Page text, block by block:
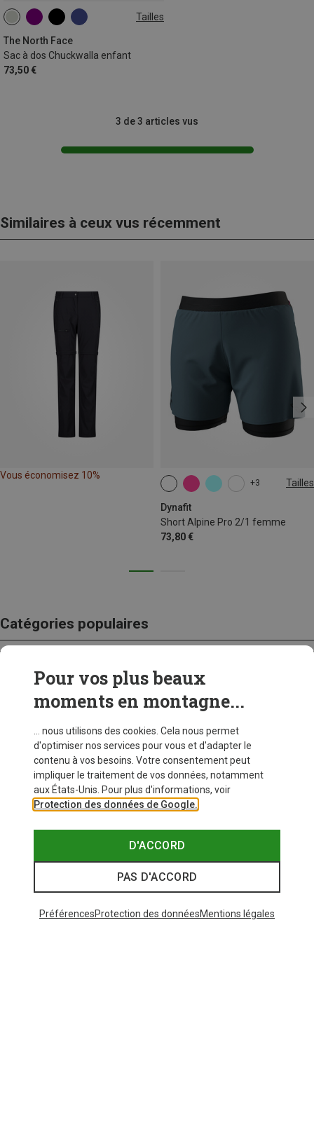
Tailles
The North Face
Sac à dos Chuckwalla enfant
73,50 €
ONE SIZE
3 de 3 articles vus
Similaires à ceux vus récemment
Vous économisez 10%
+3 Tailles
Dynafit
Short Alpine Pro 2/1 femme
73,80 €
XS S M
Catégories populaires
CRAMPONS
Pour vos plus beaux
moments en montagne...
... nous utilisons des cookies. Cela nous permet
d'optimiser nos services pour vous et d'adapter le
contenu à vos besoins. Votre consentement peut
impliquer le traitement de vos données, notamment
aux États-Unis. Pour plus d'informations, voir
Protection des données de Google.
D'ACCORD
PAS D'ACCORD
PréférencesProtection des donnéesMentions légales